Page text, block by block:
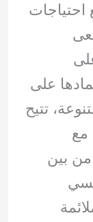
احتياجات
على
تتيح
مع
من بين